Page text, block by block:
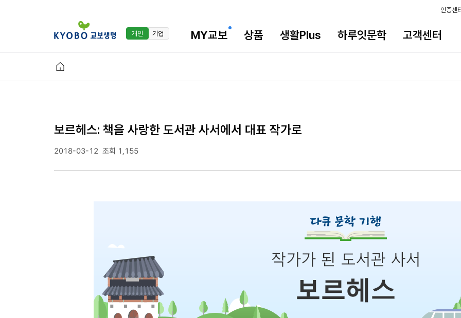
인증센
개인 기업 MY교보 상품 생활Plus 하루잇문학 고객센터
보르헤스: 책을 사랑한 도서관 사서에서 대표 작가로
2018-03-12 조회 1,155